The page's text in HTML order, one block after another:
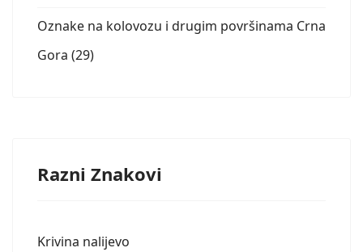
Oznake na kolovozu i drugim površinama Crna
Gora (29)
Razni Znakovi
Krivina nalijevo